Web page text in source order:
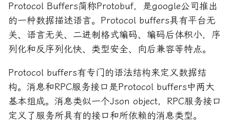
2022 年
2021 年
2020 年
2019 年
2018 年
数据存储与中间件
数据科学
数据结构与算法
深度学习
源码分析
Protocol Buffers简称Protobuf，是google公司推出
的一种数据描述语言。Protocol buffers具有平台无
关、语言无关、二进制格式编码、编码后体积小，序
列化和反序列化快、类型安全、向后兼容等特点。
Protocol buffers有专门的语法结构来定义数据结
构。消息和RPC服务接口是Protocol buffers中两大
基本组成。消息类似一个Json object，RPC服务接口
定义了服务所具有的接口和所依赖的消息类型。